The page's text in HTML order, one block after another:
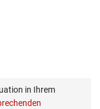
in Ihrem